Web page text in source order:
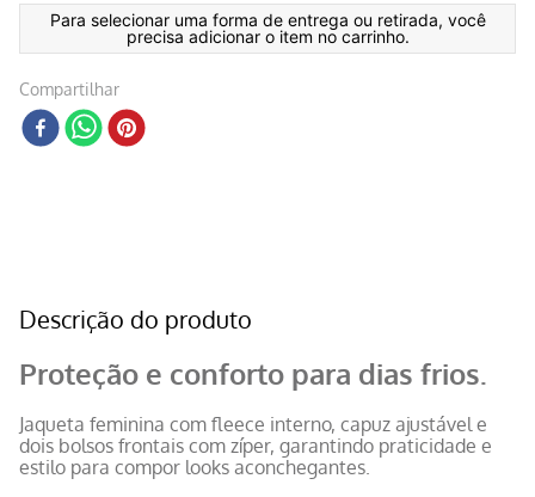
Para selecionar uma forma de entrega ou retirada, você
precisa adicionar o item no carrinho.
Compartilhar
Descrição do produto
Proteção e conforto para dias frios.
Jaqueta feminina com fleece interno, capuz ajustável e
dois bolsos frontais com zíper, garantindo praticidade e
estilo para compor looks aconchegantes.